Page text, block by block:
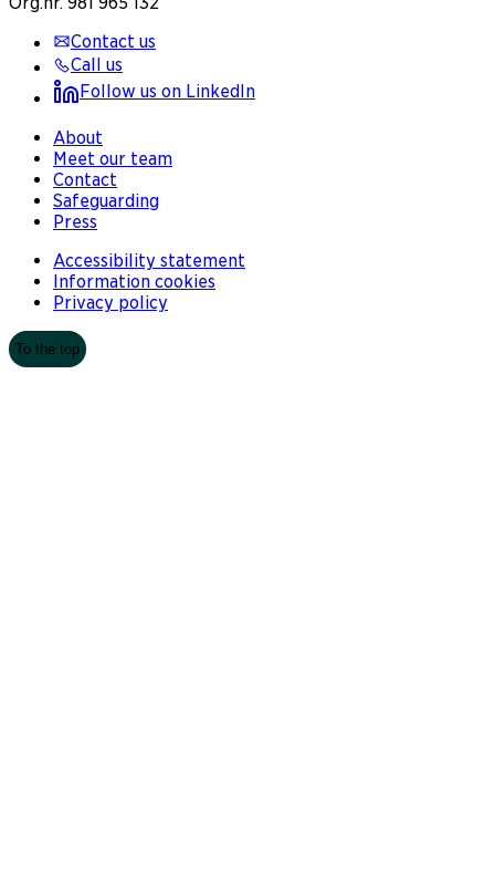
Contact us
Call us
Follow us on LinkedIn
About
Meet our team
Contact
Safeguarding
Press
Accessibility statement
Information cookies
Privacy policy
To the top